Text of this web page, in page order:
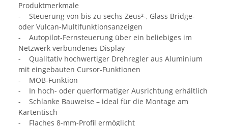
Produktmerkmale
- Steuerung von bis zu sechs Zeus²-, Glass Bridge-
oder Vulcan-Multifunktionsanzeigen
- Autopilot-Fernsteuerung über ein beliebiges im
Netzwerk verbundenes Display
- Qualitativ hochwertiger Drehregler aus Aluminium
mit eingebauten Cursor-Funktionen
- MOB-Funktion
- In hoch- oder querformatiger Ausrichtung erhältlich
- Schlanke Bauweise – ideal für die Montage am
Kartentisch
- Flaches 8-mm-Profil ermöglicht